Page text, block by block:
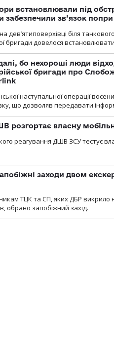
встановлювали під
забезпечили зв’язок
дев’ятиповерхівці біля
бригади довелося
бо нехороші люди
бригади про
наступальної операції
що дозволяв передавати
розгортає власну
реагування ДШВ ЗСУ тестує
заходи двом
ТЦК та СП, яких ДБР викрило
обрано запобіжний захід.